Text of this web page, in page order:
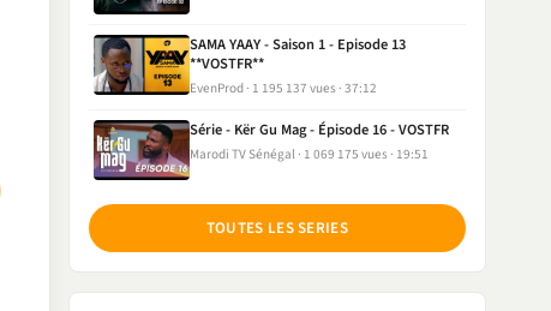
SAMA YAAY - Saison 1 - Episode 13
**VOSTFR**
EvenProd 1 195 137 vues 37:12
Série - Kër Gu Mag - Épisode 16 - VOSTFR
Marodi TV Sénégal 1 069 175 vues 19:51
TOUTES LES SERIES